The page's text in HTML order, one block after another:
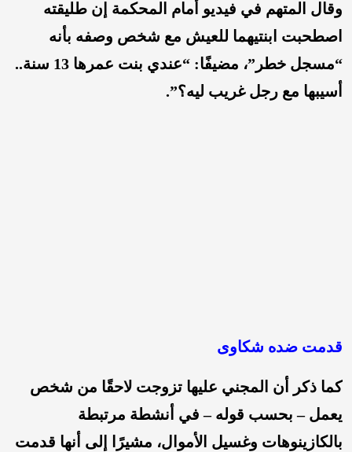
وقال المتهم في فيديو أمام المحكمة إن طليقته
اصطحبت ابنتيهما للعيش مع شخص وصفه بأنه
“مسجل خطر”، مضيفًا: “عندي بنت عمرها 13 سنة..
أسيبها مع رجل غريب ليه؟”.
قدمت ضده شكاوى
كما ذكر أن المجني عليها تزوجت لاحقًا من شخص
يعمل – بحسب قوله – في أنشطة مرتبطة
بالكازينوهات وغسيل الأموال، مشيرًا إلى أنها قدمت